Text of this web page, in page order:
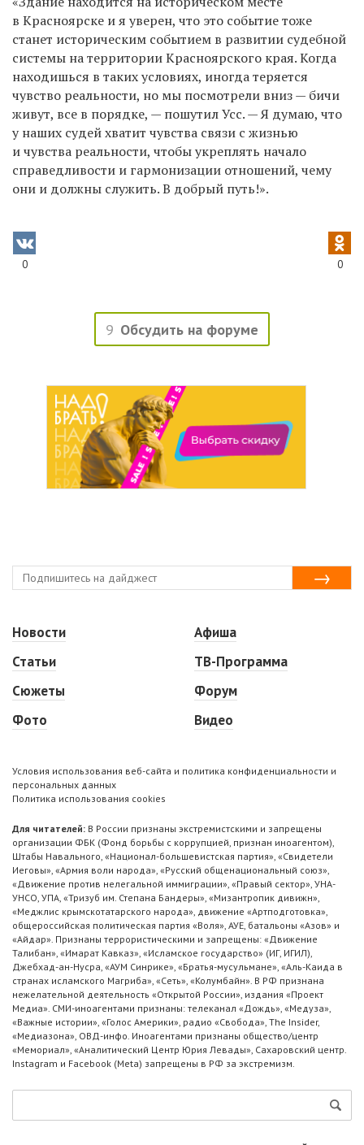
в Красноярске и я уверен, что это событие тоже
станет историческим событием в развитии судебной
системы на территории Красноярского края. Когда
находишься в таких условиях, иногда теряется
чувство реальности, но мы посмотрели вниз — бичи
живут, все в порядке, — пошутил Усс. — Я думаю, что
у наших судей хватит чувства связи с жизнью
и чувства реальности, чтобы укреплять начало
справедливости и гармонизации отношений, чему
они и должны служить. В добрый путь!».
0 0
9 Обсудить на форуме
Новости
Статьи
Сюжеты
Фото
Афиша
ТВ-Программа
Форум
Видео
Условия использования веб-сайта и политика конфиденциальности и
персональных данных
Политика использования cookies
Для читателей: В России признаны экстремистскими и запрещены
организации ФБК (Фонд борьбы с коррупцией, признан иноагентом),
Штабы Навального, «Национал-большевистская партия», «Свидетели
Иеговы», «Армия воли народа», «Русский общенациональный союз»,
«Движение против нелегальной иммиграции», «Правый сектор», УНА-
УНСО, УПА, «Тризуб им. Степана Бандеры», «Мизантропик дивижн»,
«Меджлис крымскотатарского народа», движение «Артподготовка»,
общероссийская политическая партия «Воля», АУЕ, батальоны «Азов» и
«Айдар». Признаны террористическими и запрещены: «Движение
Талибан», «Имарат Кавказ», «Исламское государство» (ИГ, ИГИЛ),
Джебхад-ан-Нусра, «АУМ Синрике», «Братья-мусульмане», «Аль-Каида в
странах исламского Магриба», «Сеть», «Колумбайн». В РФ признана
нежелательной деятельность «Открытой России», издания «Проект
Медиа». СМИ-иноагентами признаны: телеканал «Дождь», «Медуза»,
«Важные истории», «Голос Америки», радио «Свобода», The Insider,
«Медиазона», ОВД-инфо. Иноагентами признаны общество/центр
«Мемориал», «Аналитический Центр Юрия Левады», Сахаровский центр.
Instagram и Facebook (Metа) запрещены в РФ за экстремизм.